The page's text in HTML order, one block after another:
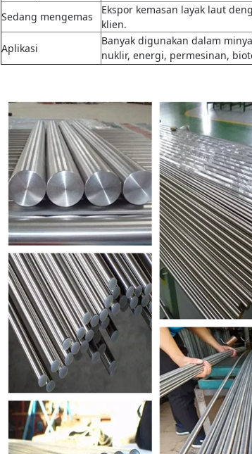
Sedang mengemas
Ekspor kemasan layak laut
klien.
Aplikasi
Banyak digunakan dalam
nuklir, energi, permesinan,